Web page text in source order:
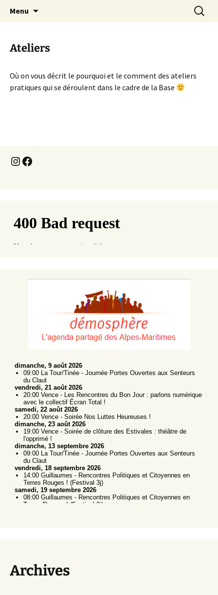
Une Base à Nice
Expérimenter les pratiques d'un monde
désirable et soutenable
Menu
Ateliers
Où on vous décrit le pourquoi et le comment des ateliers
pratiques qui se déroulent dans le cadre de la Base
Instagram
Facebook
Archives